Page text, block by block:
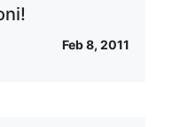
Feb 8, 2011